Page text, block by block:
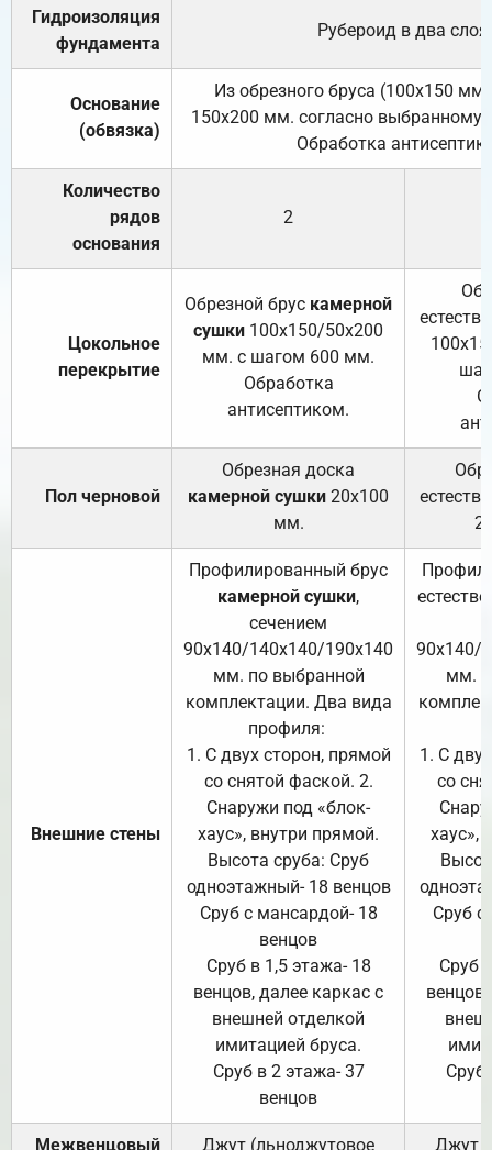
Гидроизоляция
фундамента
Рубероид в два слоя.
Основание
(обвязка)
Из обрезного бруса (100х150
150х200 мм. согласно выбранному
Обработка
Количество
рядов
основания
2
Цокольное
перекрытие
Обрезной брус камерной
сушки 100х150/50х200
мм. с шагом 600 мм.
Обработка
антисептиком.
Пол черновой
Обрезная доска
камерной сушки 20х100
мм.
Внешние стены
Профилированный брус
камерной сушки,
сечением
90х140/140х140/190х140
мм. по выбранной
комплектации. Два вида
профиля:
1. С двух сторон, прямой
со снятой фаской. 2.
Снаружи под «блок-
хаус», внутри прямой.
Высота сруба: Сруб
одноэтажный- 18 венцов
Сруб с мансардой- 18
венцов
Сруб в 1,5 этажа- 18
венцов, далее каркас с
внешней отделкой
имитацией бруса.
Сруб в 2 этажа- 37
венцов
90х140/
мм.
1. С
со
хаус»,
Сруб с
Сруб
Сруб
Межвенцовый
Джут (льноджутовое
Джут